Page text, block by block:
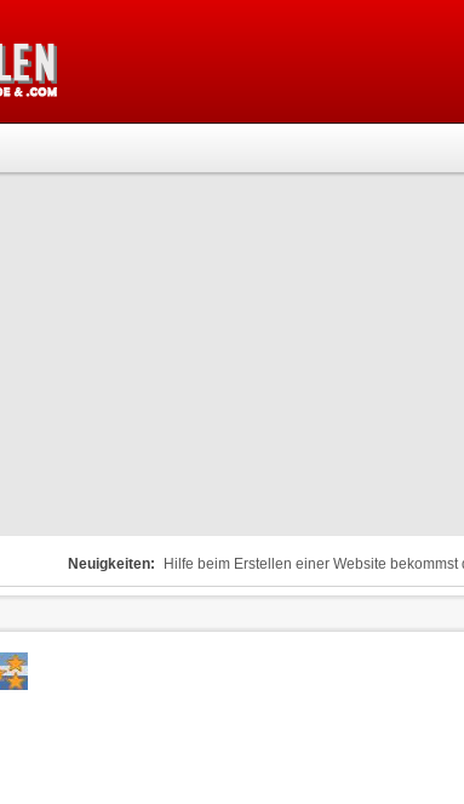
Neuigkeiten: Hilfe beim Erstellen einer Website bekommst